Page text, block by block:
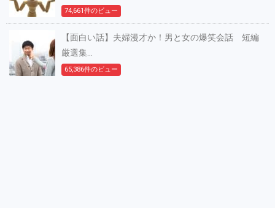
74,661件のビュー
【面白い話】夫婦漫才か！男と女の爆笑会話 短編
厳選集...
65,386件のビュー